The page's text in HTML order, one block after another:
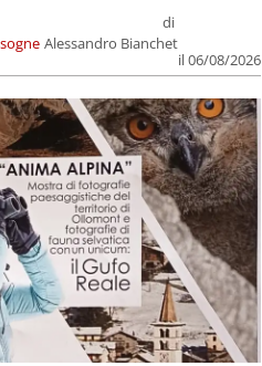
di
Alessandro Bianchet
il 06/08/2026